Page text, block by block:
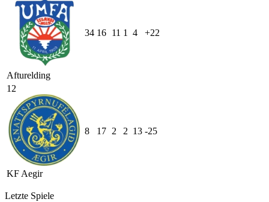
Afturelding
34 16 11 1 4 +22
12
KF Aegir
8 17 2 2 13 -25
Letzte Spiele